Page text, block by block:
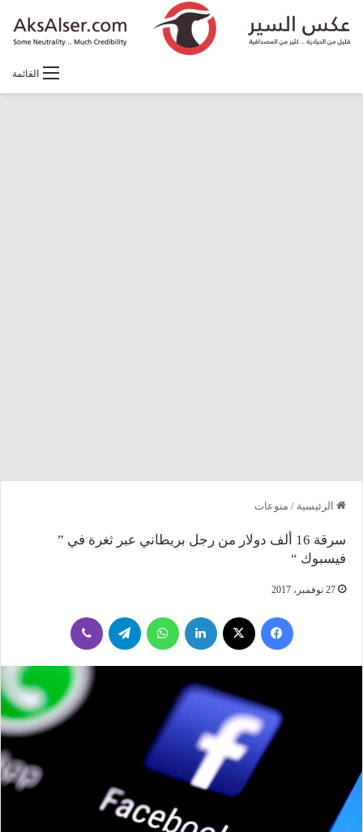
القائمة
الرئيسية / منوعات
سرقة 16 ألف دولار من رجل بريطاني عبر ثغرة في ”
فيسبوك “
27 نوفمبر، 2017
فيسبوك لينكدإن واتساب تيلقرام